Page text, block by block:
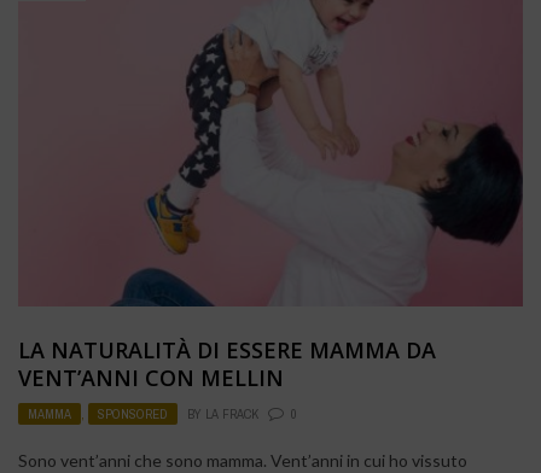
LA NATURALITÀ DI ESSERE MAMMA DA
VENT’ANNI CON MELLIN
MAMMA , SPONSORED BY LA FRACK 0
Sono vent’anni che sono mamma. Vent’anni in cui ho vissuto